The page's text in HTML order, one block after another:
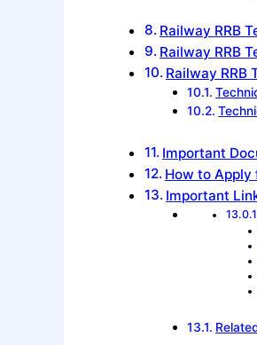
Railway RRB
Railway RRB
Railway RRB
Important
How to Apply
Important